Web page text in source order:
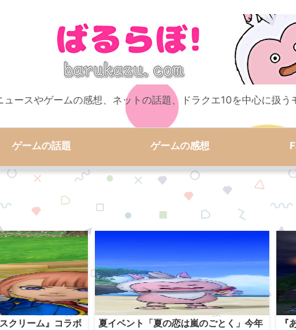
ュースやゲームの感想、ネットの話題、ドラクエ10を中心に扱う
ゲームの話題 ゲームの感想
クリーム』コラボ
夏イベント「夏の恋は嵐のごとく」今年